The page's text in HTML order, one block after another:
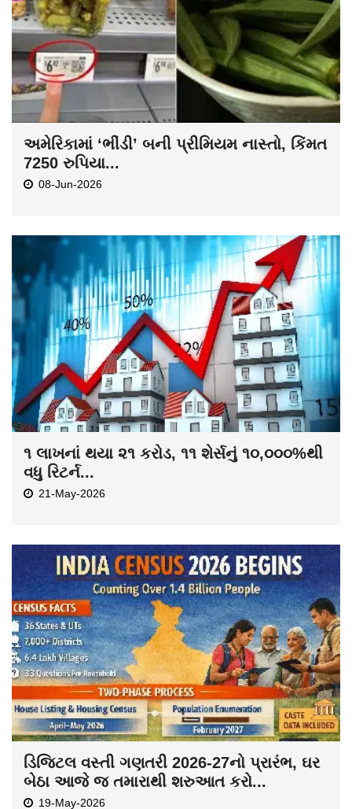
અમેરિકામાં ‘ભીંડી’ બની પ્રીમિયમ નાસ્તો, કિંમત
7250 રુપિયા...
08-Jun-2026
૧ લાખનાં થયા ૨૧ કરોડ, ૧૧ શેર્સનું ૧૦,૦૦૦%થી
વધુ રિટર્ન...
21-May-2026
ડિજિટલ વસ્તી ગણતરી 2026-27નો પ્રારંભ, ઘર
બેઠા આજે જ તમારાથી શરુઆત કરો...
19-May-2026